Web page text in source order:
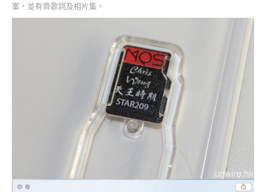
案，並有齊歌詞及相片集。